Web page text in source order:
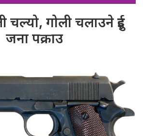
चल्यो, गोली चलाउने दुई
जना पक्राउ